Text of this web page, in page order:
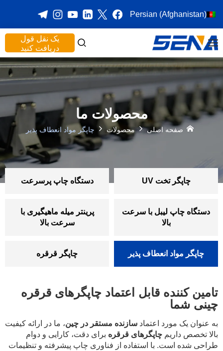
Persian (Afghanistan)
یک نقل قول
دریافت کنید
محصولات ما
صفحه اصلی محصولات چاپگر مواد انعطاف پذیر
چاپگر تخت UV دستگاه چاپ پرسرعت
دستگاه چاپ لیبل با سرعت
بالا
پرینتر میله ماهیگیری با
سرعت بالا
چاپگر مواد انعطاف پذیر چاپگر قرقره
تامین کننده قابل اعتماد چاپگرهای قرقره
چینی شما
به عنوان یک مورد اعتماد سازنده مستقر در چین، ما در ارائه کیفیت
بالا تخصص داریم چاپگرهای قرقره برای دقت، کارایی و دوام
طراحی شده است. با استفاده از فناوری چاپ پیشرفته و تنظیمات